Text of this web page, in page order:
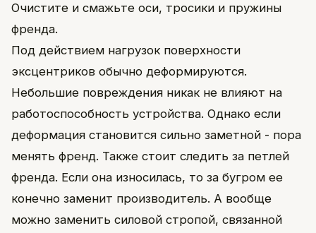
Очистите и смажьте оси, тросики и пружины
френда.
Под действием нагрузок поверхности
эксцентриков обычно деформируются.
Небольшие повреждения никак не влияют на
работоспособность устройства. Однако если
деформация становится сильно заметной - пора
менять френд. Также стоит следить за петлей
френда. Если она износилась, то за бугром ее
конечно заменит производитель. А вообще
можно заменить силовой стропой, связанной